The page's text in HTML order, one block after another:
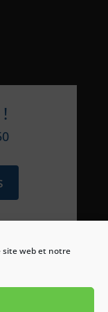
site web et notre